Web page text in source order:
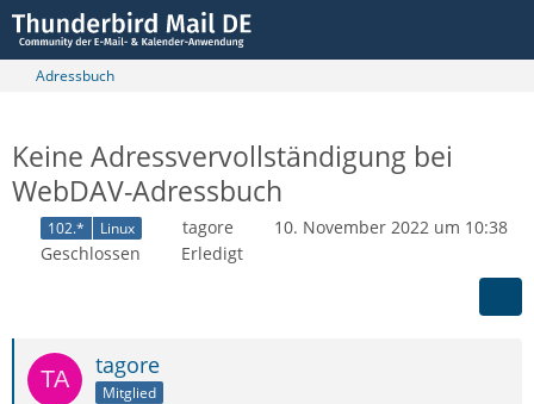
Adressbuch
Keine Adressvervollständigung bei
WebDAV-Adressbuch
102.* Linux tagore
10. November 2022 um 10:38
Geschlossen
Erledigt
tagore
Mitglied